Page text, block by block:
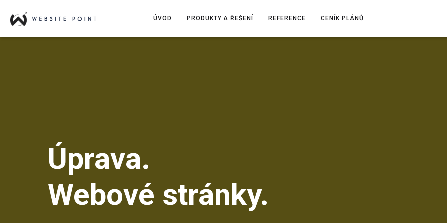
ÚVOD PRODUKTY A ŘEŠENÍ REFERENCE CENÍK PLÁNŮ
Úprava.
Webové stránky.